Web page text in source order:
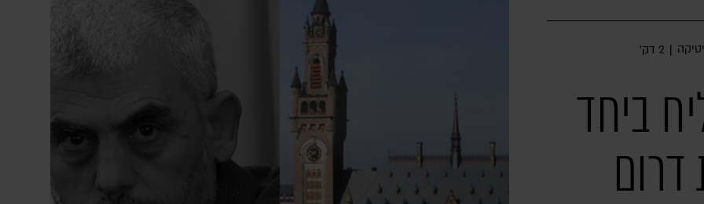
| 2 דק׳
ביחד